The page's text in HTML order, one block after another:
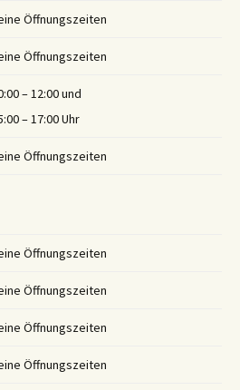
Öffnungszeiten
Öffnungszeiten
– 12:00 und
– 17:00 Uhr
Öffnungszeiten
Öffnungszeiten
Öffnungszeiten
Öffnungszeiten
Öffnungszeiten